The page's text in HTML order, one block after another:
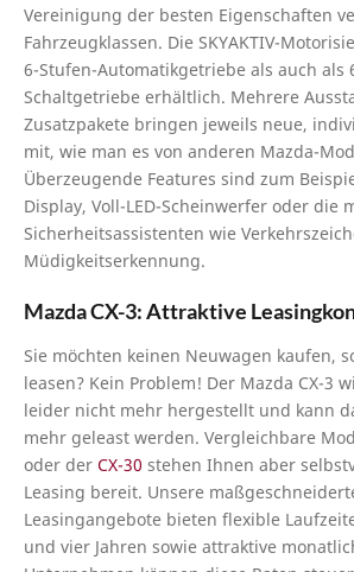
Vereinigung der besten Eigenschaften
Fahrzeugklassen. Die SKYAKTIV-
6-Stufen-Automatikgetriebe als auch als
Schaltgetriebe erhältlich. Mehrere
Zusatzpakete bringen jeweils neue,
mit, wie man es von anderen Mazda-
Überzeugende Features sind zum
Display, Voll-LED-Scheinwerfer oder die
Sicherheitsassistenten wie
Müdigkeitserkennung.
Mazda CX-3: Attraktive
Sie möchten keinen Neuwagen kaufen,
leasen? Kein Problem! Der Mazda CX-3
leider nicht mehr hergestellt und kann
mehr geleast werden. Vergleichbare
oder der CX-30 stehen Ihnen aber
Leasing bereit. Unsere
Leasingangebote bieten flexible
und vier Jahren sowie attraktive